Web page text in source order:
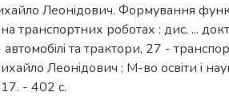
Леонiдович. Формування
транспортних роботах : дис. ...
та трактори, 27 -
Леонiдович ; М-во освiти i
- 402 с.